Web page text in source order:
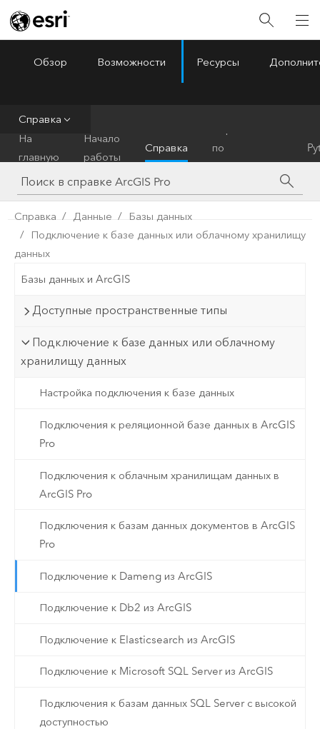
ArcGIS Pro
Обзор Возможности Ресурсы
Справка
На
главную
Начало
работы
Справка
по
инструментам
Справка Данные
Базы данных
Подключение к базе данных или облачному хранилищу
данных
Базы данных и ArcGIS
Доступные пространственные типы
Подключение к базе данных или облачному
хранилищу данных
Настройка подключения к базе данных
Подключения к реляционной базе данных в ArcGIS
Pro
Подключения к облачным хранилищам данных в
ArcGIS Pro
Подключения к базам данных документов в ArcGIS
Pro
Подключение к Dameng из ArcGIS
Подключение к Db2 из ArcGIS
Подключение к Elasticsearch из ArcGIS
Подключение к Microsoft SQL Server из ArcGIS
Подключения к базам данных SQL Server с высокой
доступностью